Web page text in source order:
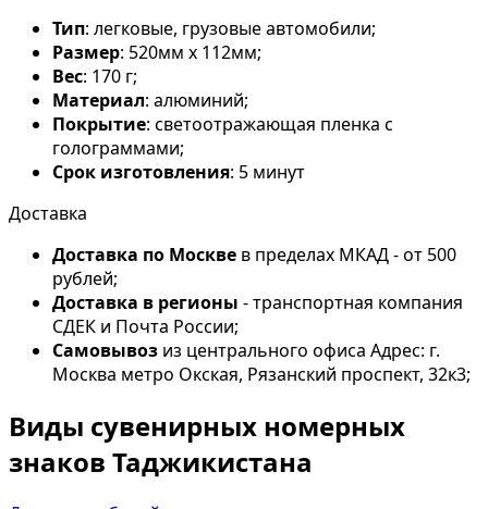
Тип: легковые, грузовые автомобили;
Размер: 520мм х 112мм;
Вес: 170 г;
Материал: алюминий;
Покрытие: светоотражающая пленка с
голограммами;
Срок изготовления: 5 минут
Доставка
Доставка по Москве в пределах МКАД - от 500
рублей;
Доставка в регионы - транспортная компания
СДЕК и Почта России;
Самовывоз из центрального офиса Адрес: г.
Москва метро Окская, Рязанский проспект, 32к3;
Виды сувенирных номерных
знаков Таджикистана